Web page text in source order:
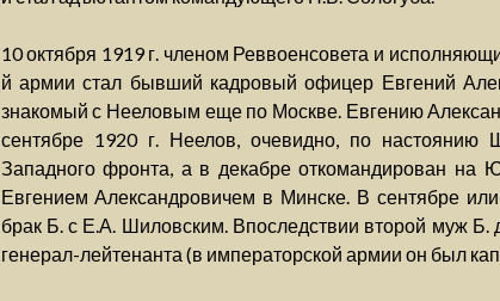
10 октября 1919 г. членом Реввоенсовета и
й армии стал бывший кадровый офицер Евгений
знакомый с Нееловым еще по Москве. Евгению
сентябре 1920 г. Неелов, очевидно, по
Западного фронта, а в декабре откомандирован на
Евгением Александровичем в Минске. В сентябре
брак Б. с Е.А. Шиловским. Впоследствии второй муж
генерал-лейтенанта (в императорской армии он был